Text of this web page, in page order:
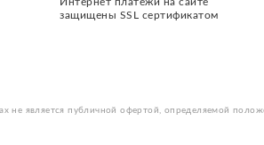
защищены SSL сертификатом
не является публичной офертой, определяемой